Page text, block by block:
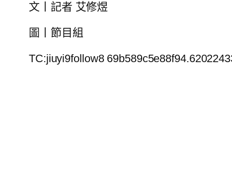
文丨記者 艾修煜
圖丨節目組
TC:jiuyi9follow8